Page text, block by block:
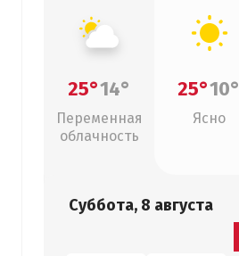
25°14°
Переменная
облачность
25°10°
Ясно
Суббота, 8 августа